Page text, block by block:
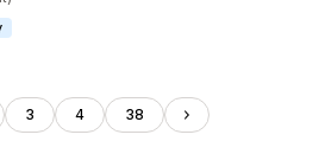
3 4 38